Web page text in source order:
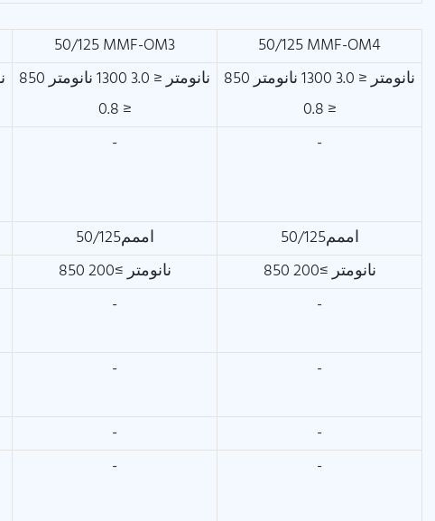
50/125 MMF-OM3
50/125 MMF-OM4
850 نانومتر ≤ 3.0 1300 نانومتر
≤ 0.8
850 نانومتر ≤ 3.0 1300 نانومتر
≤ 0.8
- -
اممم50/125
اممم50/125
850 نانومتر ≥200
850 نانومتر ≥200
- -
- -
-
-
- -